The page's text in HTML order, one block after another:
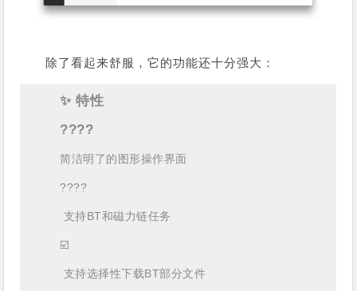
除了看起来舒服，它的功能还十分强大：
✨ 特性
????
简洁明了的图形操作界面
????
支持BT和磁力链任务
☑️
支持选择性下载BT部分文件